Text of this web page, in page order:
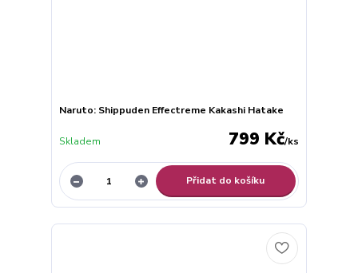
Naruto: Shippuden Effectreme Kakashi Hatake
799 Kč/ks
Skladem
Přidat do košíku